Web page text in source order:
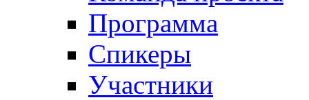
Программа
Спикеры
Участники